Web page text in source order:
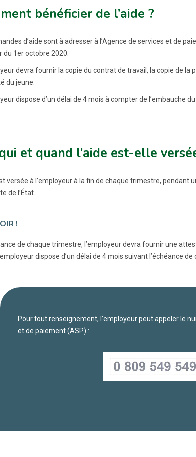
bénéficier de l’aide ?
d’aide sont à adresser à l’Agence de services et de
du 1er octobre 2020.
devra fournir la copie du contrat de travail, la copie de la
du jeune.
dispose d’un délai de 4 mois à compter de l’embauche
et quand l’aide est-elle
versée à l’employeur à la fin de chaque trimestre,
de l’État.
!
de chaque trimestre, l’employeur devra fournir une
dispose d’un délai de 4 mois suivant
Pour tout renseignement, l’employeur peut appeler le
et de paiement (ASP) :